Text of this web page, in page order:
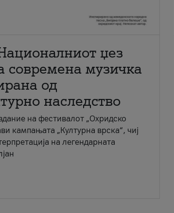
џез
современа музичка
од
наследство
на фестивалот „Охридско
кампањата „Културна врска“, чиј
на легендарната